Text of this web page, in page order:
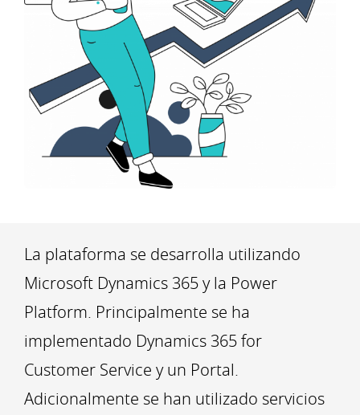
La plataforma se desarrolla utilizando
Microsoft Dynamics 365 y la Power
Platform. Principalmente se ha
implementado Dynamics 365 for
Customer Service y un Portal.
Adicionalmente se han utilizado servicios